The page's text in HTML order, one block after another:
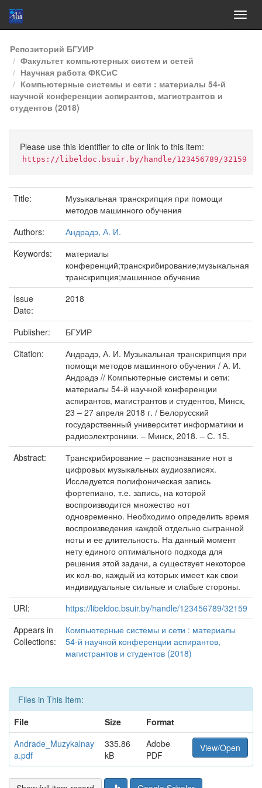
Skip
navigation
Репозиторий БГУИР
Факультет компьютерных систем и сетей
Научная работа ФКСиС
Компьютерные системы и сети : материалы 54-й
научной конференции аспирантов, магистрантов и
студентов (2018)
Please use this identifier to cite or link to this item:
https://libeldoc.bsuir.by/handle/123456789/32159
Title:
Музыкальная транскрипция при помощи
методов машинного обучения
Authors:
Андрадэ, А. И.
Keywords:
материалы
конференций;транскрибирование;музыкальная
транскрипция;машинное обучение
Issue
Date:
2018
Publisher:
БГУИР
Citation:
Андрадэ, А. И. Музыкальная транскрипция при
помощи методов машинного обучения / А. И.
Андрадэ // Компьютерные системы и сети:
материалы 54-й научной конференции
аспирантов, магистрантов и студентов, Минск,
23 – 27 апреля 2018 г. / Белорусский
государственный университет информатики и
радиоэлектроники. – Минск, 2018. – С. 15.
Abstract:
Транскрибирование – распознавание нот в
цифровых музыкальных аудиозаписях.
Исследуется полифоническая запись
фортепиано, т.е. запись, на которой
воспроизводится множество нот
одновременно. Необходимо определить время
воспроизведения каждой отдельно сыгранной
ноты и ее длительность. На данный момент
нету единого оптимального подхода для
решения этой задачи, а существует некоторое
их кол-во, каждый из которых имеет как свои
индивидуальные сильные и слабые стороны.
URI:
https://libeldoc.bsuir.by/handle/123456789/32159
Appears in
Collections:
Компьютерные системы и сети : материалы
54-й научной конференции аспирантов,
магистрантов и студентов (2018)
Files in This Item:
File
Size
Format
Andrade_Muzykalnay
a.pdf
335.86
kB
Adobe
PDF
View/Open